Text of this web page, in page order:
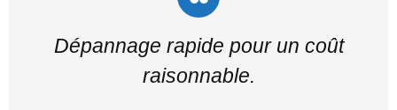
Dépannage rapide pour un coût
raisonnable.